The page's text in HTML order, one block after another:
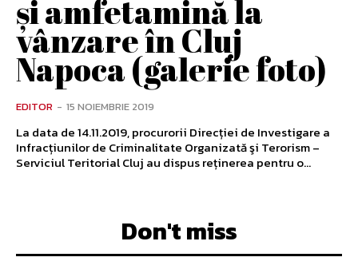
și amfetamină la
vânzare în Cluj
Napoca (galerie foto)
EDITOR - 15 NOIEMBRIE 2019
La data de 14.11.2019, procurorii Direcției de Investigare a
Infracțiunilor de Criminalitate Organizată şi Terorism –
Serviciul Teritorial Cluj au dispus reținerea pentru o...
Don't miss